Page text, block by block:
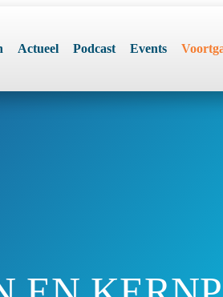
Actueel Podcast Events